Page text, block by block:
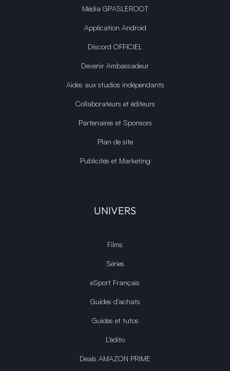
Média GPASLEROOT
Application Android
Discord OFFICIEL
Devenir Ambassadeur
Aides aux studios indépendants
Collaborateurs et éditeurs
Partenaires et Sponsors
Plan de site
Publicités et Marketing
UNIVERS
Films
Séries
eSport Français
Guides d’achats
Guides et tutos
L'édito
Deals AMAZON PRIME